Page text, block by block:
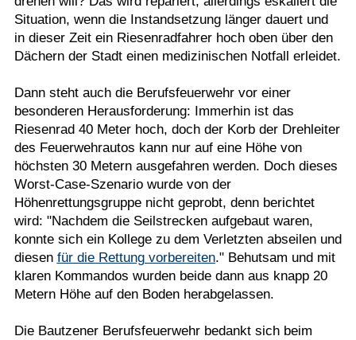
Situation, wenn die Instandsetzung länger dauert und
in dieser Zeit ein Riesenradfahrer hoch oben über den
Dächern der Stadt einen medizinischen Notfall erleidet.
Dann steht auch die Berufsfeuerwehr vor einer
besonderen Herausforderung: Immerhin ist das
Riesenrad 40 Meter hoch, doch der Korb der Drehleiter
des Feuerwehrautos kann nur auf eine Höhe von
höchsten 30 Metern ausgefahren werden. Doch dieses
Worst-Case-Szenario wurde von der
Höhenrettungsgruppe nicht geprobt, denn berichtet
wird: "Nachdem die Seilstrecken aufgebaut waren,
konnte sich ein Kollege zu dem Verletzten abseilen und
diesen für die Rettung vorbereiten." Behutsam und mit
klaren Kommandos wurden beide dann aus knapp 20
Metern Höhe auf den Boden herabgelassen.
Die Bautzener Berufsfeuerwehr bedankt sich beim